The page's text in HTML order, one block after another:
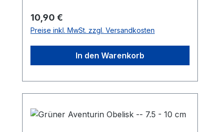
Regulärer Preis:
10,90 €
Preise inkl. MwSt. zzgl. Versandkosten
In den Warenkorb